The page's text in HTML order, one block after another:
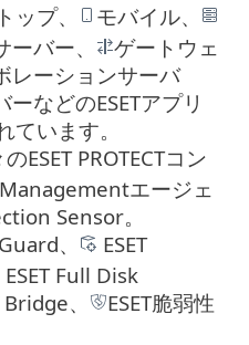
ップ、
モバイル、
ーバー、
ゲートウェ
レーションサーバ
などのESETアプリ
います。
ESET PROTECTコン
Managementエージェ
Sensor。
、
ESET
ESET Full Disk
Bridge、
ESET脆弱性